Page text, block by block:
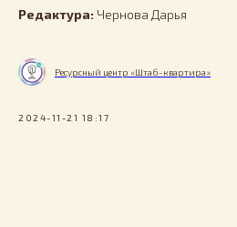
Редактура: Чернова Дарья
Ресурсный центр «Штаб-квартира»
2024-11-21 18:17